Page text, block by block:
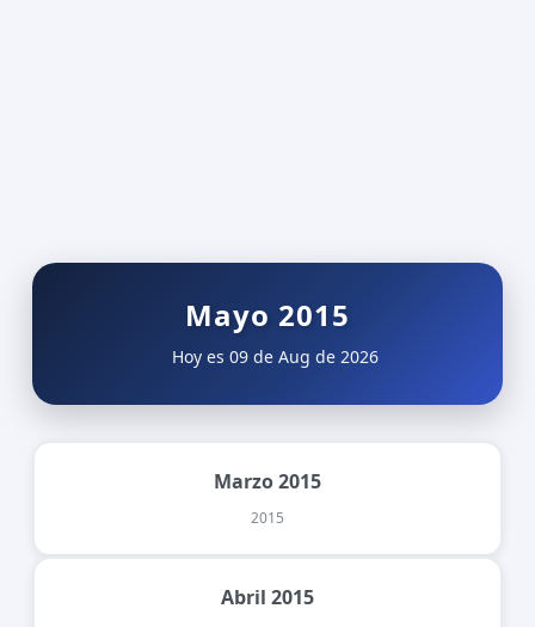
Mayo 2015
Hoy es 09 de Aug de 2026
Marzo 2015
2015
Abril 2015